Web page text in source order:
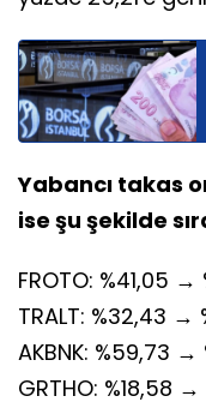
Yabancı takas
ise şu şekilde
FROTO: %41,05
TRALT: %32,43
AKBNK: %59,73
GRTHO: %18,58